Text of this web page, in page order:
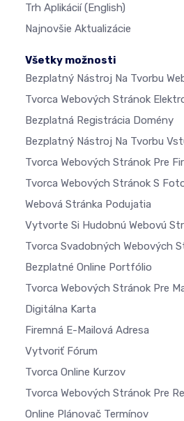
Trh Aplikácií(English)
Najnovšie Aktualizácie
Všetky možnosti
Bezplatný Nástroj Na Tvorbu
Tvorca Webových Stránok
Bezplatná Registrácia Domény
Bezplatný Nástroj Na Tvorbu
Tvorca Webových Stránok Pre
Tvorca Webových Stránok S
Webová Stránka Podujatia
Vytvorte Si Hudobnú Webovú
Tvorca Svadobných Webových
Bezplatné Online Portfólio
Tvorca Webových Stránok Pre
Digitálna Karta
Firemná E-Mailová Adresa
Vytvoriť Fórum
Tvorca Online Kurzov
Tvorca Webových Stránok Pre
Online Plánovač Termínov